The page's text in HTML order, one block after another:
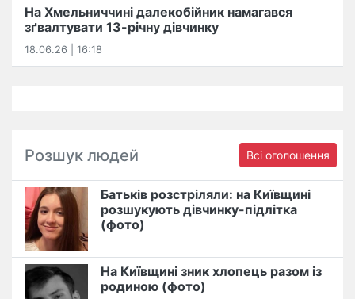
На Хмельниччині далекобійник намагався
зґвалтувати 13-річну дівчинку
18.06.26 | 16:18
Розшук людей Всі оголошення
Батьків розстріляли: на Київщині
розшукують дівчинку-підлітка
(фото)
На Київщині зник хлопець разом із
родиною (фото)